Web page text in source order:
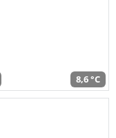
8,6 °C